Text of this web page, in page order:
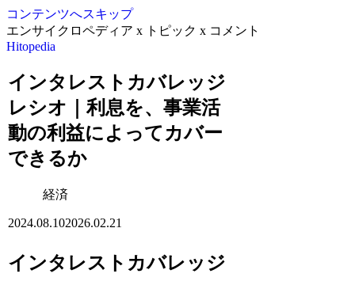
コンテンツへスキップ
エンサイクロペディア x トピック x コメント
Hitopedia
インタレストカバレッジ
レシオ｜利息を、事業活
動の利益によってカバー
できるか
経済
2024.08.102026.02.21
インタレストカバレッジ